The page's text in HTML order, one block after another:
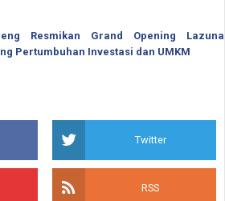
Resmikan Grand Opening Lazuna
Pertumbuhan Investasi dan UMKM
Twitter
RSS